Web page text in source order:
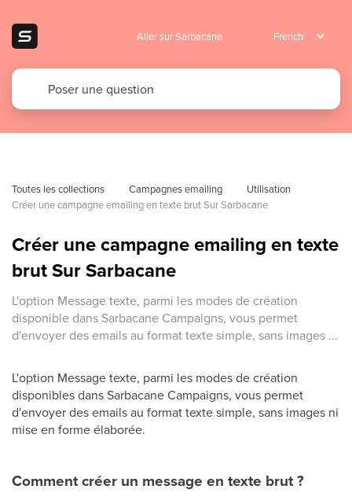
Aller sur Sarbacane
Toutes les collections Campagnes emailing
Utilisation
Créer une campagne emailing en texte brut Sur Sarbacane
Créer une campagne emailing en texte
brut Sur Sarbacane
L'option Message texte, parmi les modes de création
disponible dans Sarbacane Campaigns, vous permet
d'envoyer des emails au format texte simple, sans images ...
L'option Message texte, parmi les modes de création
disponibles dans Sarbacane Campaigns, vous permet
d'envoyer des emails au format texte simple, sans images ni
mise en forme élaborée.
Comment créer un message en texte brut ?